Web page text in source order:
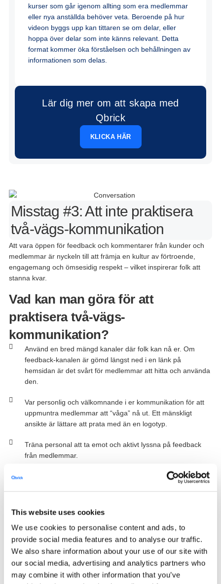
This website uses cookies
We use cookies to personalise content and ads, to
provide social media features and to analyse our traffic.
We also share information about your use of our site with
our social media, advertising and analytics partners who
may combine it with other information that you’ve
kurser som går igenom allting som era medlemmar
eller nya anställda behöver veta. Beroende på hur
videon byggs upp kan tittaren se om delar, eller
hoppa över delar som inte kännsrelevant. Detta
format kommer öka förståelsen och behållningen av
informationen som delas.
Lär dig mer om att skapa med
Qbrick
KLICKA HÄR
Misstag #3: Att inte praktisera
två-vägs-kommunikation
Att vara öppen för feedback och kommentarer från kunder och
medlemmar är nyckeln till att främja en kultur av förtroende,
engagemang och ömsesidig respekt– vilket inspirerar folk att
stanna kvar.
Vad kan man göra för att
praktisera två-vägs-
kommunikation?
Använd en bred mängd kanaler där folk kan nå er. Om
feedback-kanalen är gömd längst ned i en länk på
hemsidan är det svårt för medlemmar att hitta och använda
den.
Var personlig och välkomnande i er kommunikation för att
uppmuntra medlemmar att “våga” nå ut. Ett mänskligt
ansikte är lättare att prata med än en logotyp.
Träna personal att ta emot och aktivt lyssna på feedback
från medlemmar.
engagerar dom på riktigt – även hemma i soffan.
Utnyttja en all-in-one-plattform som Qbrick för att skapa
engagerande online-event som webinar och workshops med
live chatt, omröstningar och interaktivitet. Och ett gränssnitt
som är enkelt för vem som helst att använda!